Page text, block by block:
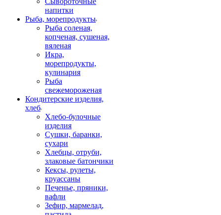
напитки
Рыба, морепродукты
Рыба соленая,
копченая, сушеная,
вяленая
Икра,
морепродукты,
кулинария
Рыба
свежемороженая
Кондитерские изделия,
хлеб
Хлебо-булочные
изделия
Сушки, баранки,
сухари
Хлебцы, отруби,
злаковые батончики
Кексы, рулеты,
круассаны
Печенье, пряники,
вафли
Зефир, мармелад,